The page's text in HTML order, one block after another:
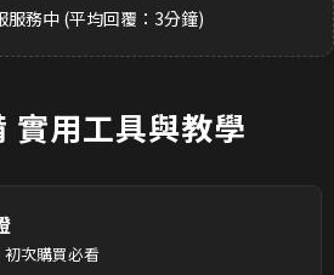
服務中 (平均回覆：3分鐘)
實用工具與教學
次購買必看